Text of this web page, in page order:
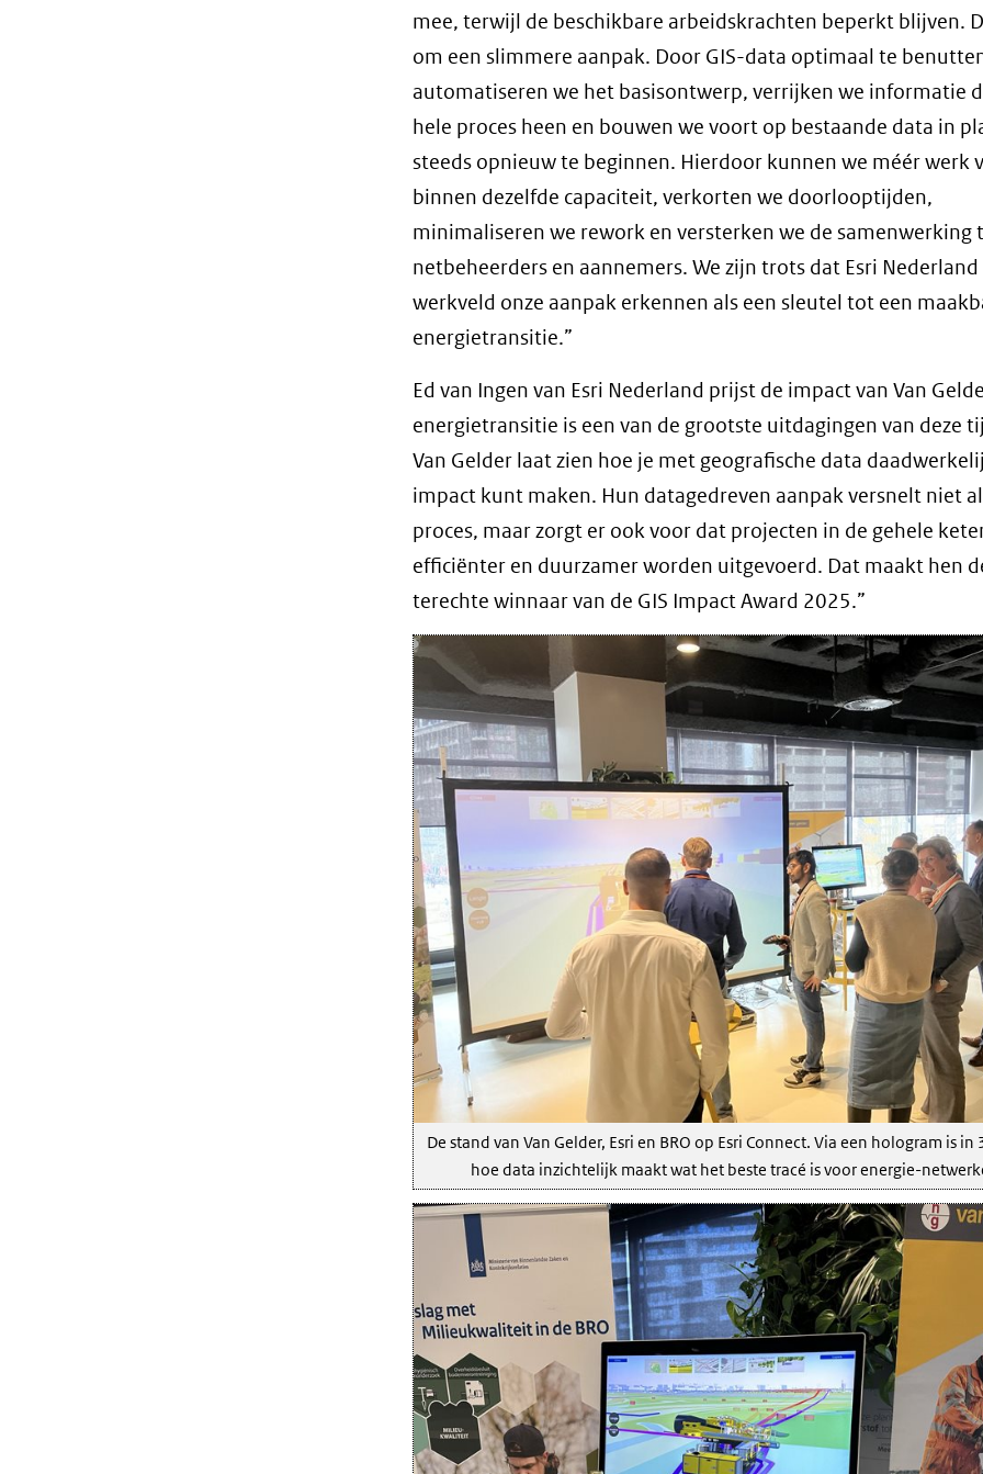
mee, terwijl de beschikbare arbeidskrachten beperkt blijven.
om een slimmere aanpak. Door GIS-data optimaal te
automatiseren we het basisontwerp, verrijken we informatie
hele proces heen en bouwen we voort op bestaande data in
steeds opnieuw te beginnen. Hierdoor kunnen we méér werk
binnen dezelfde capaciteit, verkorten we doorlooptijden,
minimaliseren we rework en versterken we de samenwerking
netbeheerders en aannemers. We zijn trots dat Esri
werkveld onze aanpak erkennen als een sleutel tot een
energietransitie.”
Ed van Ingen van Esri Nederland prijst de impact van Van
energietransitie is een van de grootste uitdagingen van deze
Van Gelder laat zien hoe je met geografische data
impact kunt maken. Hun datagedreven aanpak versnelt niet
proces, maar zorgt er ook voor dat projecten in de gehele
efficiënter en duurzamer worden uitgevoerd. Dat maakt hen
terechte winnaar van de GIS Impact Award 2025.”
De stand van Van Gelder, Esri en BRO op Esri Connect. Via een hologram is in
hoe data inzichtelijk maakt wat het beste tracé is voor energie-